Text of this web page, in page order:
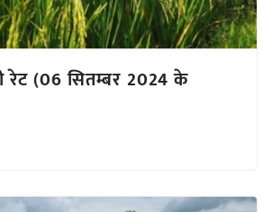
(06 सितम्बर 2024 के